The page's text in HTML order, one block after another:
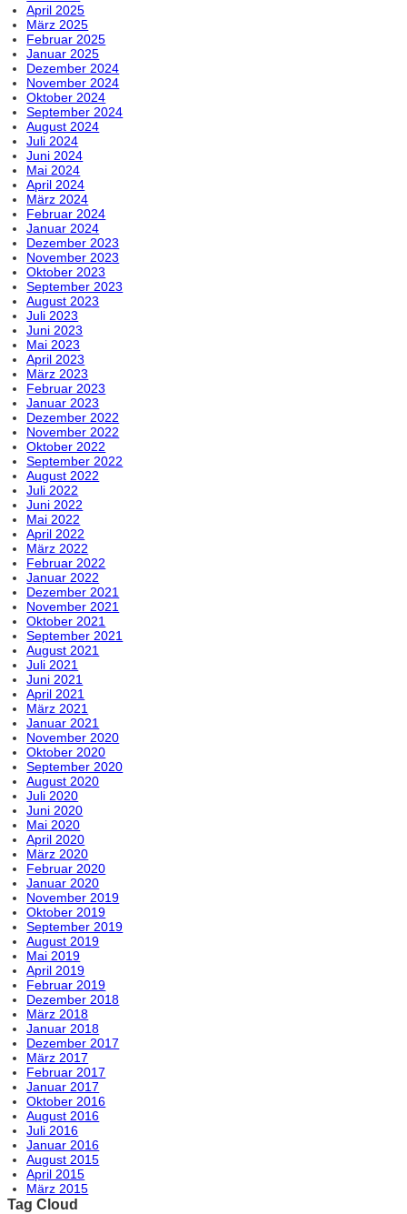
April 2025
März 2025
Februar 2025
Januar 2025
Dezember 2024
November 2024
Oktober 2024
September 2024
August 2024
Juli 2024
Juni 2024
Mai 2024
April 2024
März 2024
Februar 2024
Januar 2024
Dezember 2023
November 2023
Oktober 2023
September 2023
August 2023
Juli 2023
Juni 2023
Mai 2023
April 2023
März 2023
Februar 2023
Januar 2023
Dezember 2022
November 2022
Oktober 2022
September 2022
August 2022
Juli 2022
Juni 2022
Mai 2022
April 2022
März 2022
Februar 2022
Januar 2022
Dezember 2021
November 2021
Oktober 2021
September 2021
August 2021
Juli 2021
Juni 2021
April 2021
März 2021
Januar 2021
November 2020
Oktober 2020
September 2020
August 2020
Juli 2020
Juni 2020
Mai 2020
April 2020
März 2020
Februar 2020
Januar 2020
November 2019
Oktober 2019
September 2019
August 2019
Mai 2019
April 2019
Februar 2019
Dezember 2018
März 2018
Januar 2018
Dezember 2017
März 2017
Februar 2017
Januar 2017
Oktober 2016
August 2016
Juli 2016
Januar 2016
August 2015
April 2015
März 2015
Tag Cloud